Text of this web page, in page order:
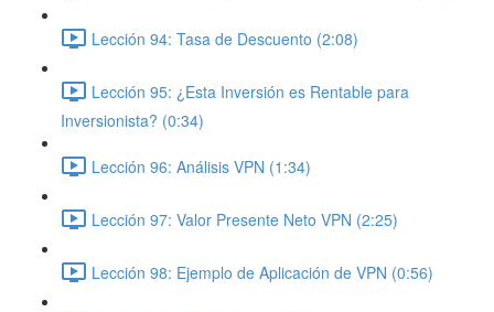
Lección 94: Tasa de Descuento (2:08)
Lección 95: ¿Esta Inversión es Rentable para
Inversionista? (0:34)
Lección 96: Análisis VPN (1:34)
Lección 97: Valor Presente Neto VPN (2:25)
Lección 98: Ejemplo de Aplicación de VPN (0:56)